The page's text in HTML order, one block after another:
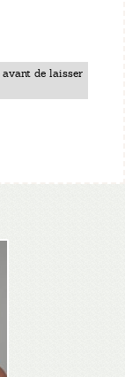
avant de laisser